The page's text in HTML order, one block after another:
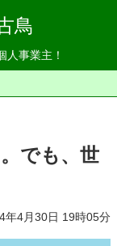
鳥
人事業主！
でも、世
年4月30日 19時05分